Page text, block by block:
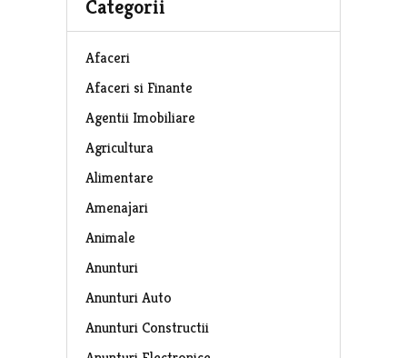
Categorii
Afaceri
Afaceri si Finante
Agentii Imobiliare
Agricultura
Alimentare
Amenajari
Animale
Anunturi
Anunturi Auto
Anunturi Constructii